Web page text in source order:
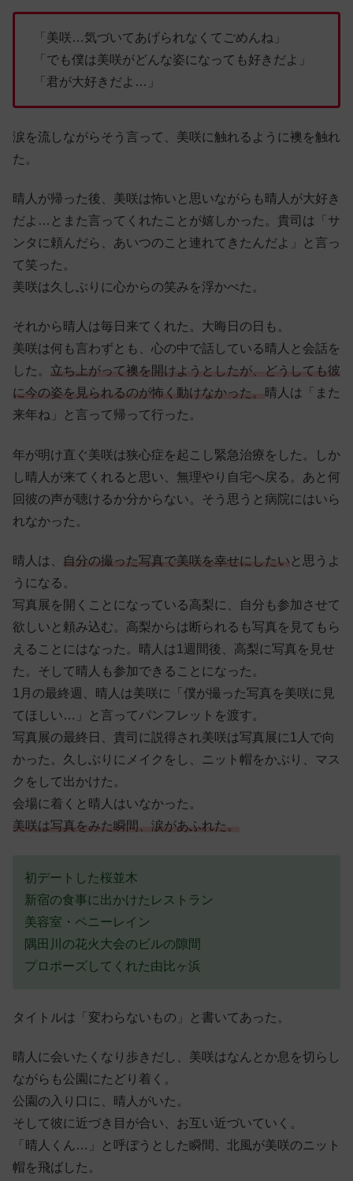
「美咲…気づいてあげられなくてごめんね」
「でも僕は美咲がどんな姿になっても好きだよ」
「君が大好きだよ…」
涙を流しながらそう言って、美咲に触れるように襖を触れ
た。
晴人が帰った後、美咲は怖いと思いながらも晴人が大好き
だよ…とまた言ってくれたことが嬉しかった。貴司は「サ
ンタに頼んだら、あいつのこと連れてきたんだよ」と言っ
て笑った。
美咲は久しぶりに心からの笑みを浮かべた。
それから晴人は毎日来てくれた。大晦日の日も。
美咲は何も言わずとも、心の中で話している晴人と会話を
した。 立ち上がって襖を開けようとしたが、どうしても彼
に今の姿を見られるのが怖く動けなかった。 晴人は「また
来年ね」と言って帰って行った。
年が明け直ぐ美咲は狭心症を起こし緊急治療をした。しか
し晴人が来てくれると思い、無理やり自宅へ戻る。あと何
回彼の声が聴けるか分からない。そう思うと病院にはいら
れなかった。
晴人は、 自分の撮った写真で美咲を幸せにしたい と思うよ
うになる。
写真展を開くことになっている高梨に、自分も参加させて
欲しいと頼み込む。高梨からは断られるも写真を見てもら
えることにはなった。晴人は1週間後、高梨に写真を見せ
た。そして晴人も参加できることになった。
1月の最終週、晴人は美咲に「僕が撮った写真を美咲に見
てほしい…」と言ってパンフレットを渡す。
写真展の最終日、貴司に説得され美咲は写真展に1人で向
かった。久しぶりにメイクをし、ニット帽をかぶり、マス
クをして出かけた。
会場に着くと晴人はいなかった。
美咲は写真をみた瞬間、涙があふれた。
初デートした桜並木
新宿の食事に出かけたレストラン
美容室・ペニーレイン
隅田川の花火大会のビルの隙間
プロポーズしてくれた由比ヶ浜
タイトルは「変わらないもの」と書いてあった。
晴人に会いたくなり歩きだし、美咲はなんとか息を切らし
ながらも公園にたどり着く。
公園の入り口に、晴人がいた。
そして彼に近づき目が合い、お互い近づいていく。
「晴人くん…」と呼ぼうとした瞬間、北風が美咲のニット
帽を飛ばした。